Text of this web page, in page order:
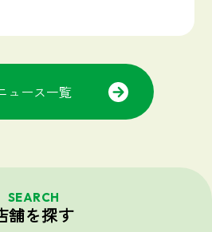
ュース一覧
SEARCH
舗を探す